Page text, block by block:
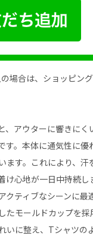
場合は、ショッピン
、アウターに響きにく
す。本体に通気性に優
ます。これにより、汗
け心地が一日中持続し
クティブなシーンに最
モールドカップを採
いに整え、Tシャツの